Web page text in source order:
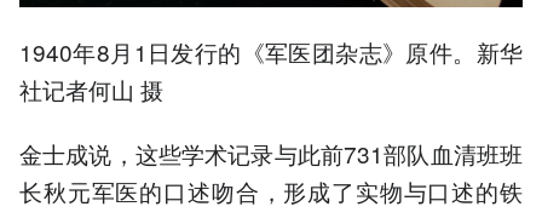
1940年8月1日发行的《军医团杂志》原件。新华
社记者何山 摄
金士成说，这些学术记录与此前731部队血清班班
长秋元军医的口述吻合，形成了实物与口述的铁